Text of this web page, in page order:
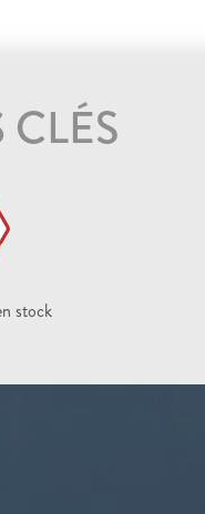
CLÉS
stock